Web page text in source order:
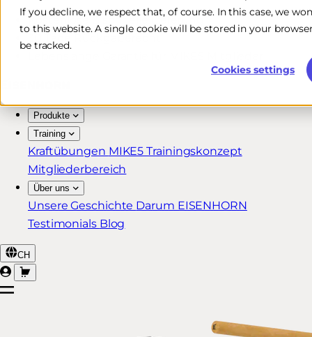
If you decline, we respect that, of course. In this case, we
to this website. A single cookie will be stored in your
be tracked.
Cookies settings
Kostenlose & schnelle Lieferung*
30 Tage Rückgaberecht
Produkte
Training
Kraftübungen MIKE5 Trainingskonzept
Mitgliederbereich
Über uns
Unsere Geschichte Darum EISENHORN
Testimonials Blog
CH